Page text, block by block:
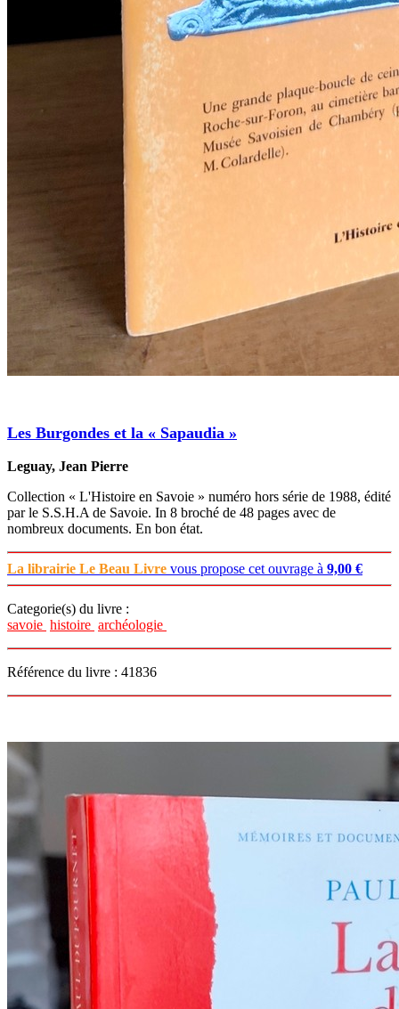
Les Burgondes et la « Sapaudia »
Leguay, Jean Pierre
Collection « L'Histoire en Savoie » numéro hors série de 1988, édité
par le S.S.H.A de Savoie. In 8 broché de 48 pages avec de
nombreux documents. En bon état.
La librairie Le Beau Livre vous propose cet ouvrage à 9,00 €
Categorie(s) du livre :
savoie histoire archéologie
Référence du livre : 41836